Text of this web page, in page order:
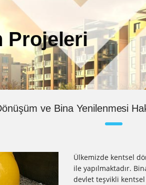
Projeleri
ve Bina Yenilenmesi
Ülkemizde kentsel
ile yapılmaktadır.
devlet teşvikli